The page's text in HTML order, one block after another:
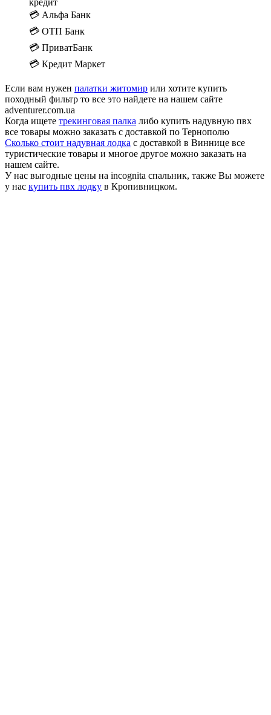
💳 Альфа Банк
💳 ОТП Банк
💳 ПриватБанк
💳 Кредит Маркет
Если вам нужен палатки житомир или хотите купить
походный фильтр то все это найдете на нашем сайте
adventurer.com.ua
Когда ищете трекинговая палка либо купить надувную пвх
все товары можно заказать с доставкой по Тернополю
Сколько стоит надувная лодка с доставкой в Виннице все
туристические товары и многое другое можно заказать на
нашем сайте.
У нас выгодные цены на incognita спальник, также Вы можете
у нас купить пвх лодку в Кропивницком.